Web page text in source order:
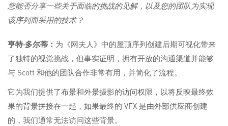
您能否分享一些关于面临的挑战的见解，以及您的团队为实现
该序列而采用的技术？
亨特·多尔蒂： 为《网夫人》中的屋顶序列创建后期可视化带来
了独特的视觉挑战，但事实证明，拥有开放的沟通渠道并能够
与 Scott 和他的团队合作非常有用，并简化了流程。
它为我们提供了布景和外景摄影的访问权限，以将反映最终效
果的背景拼接在一起，如果最终的 VFX 是由外部供应商创建
的，我们通常无法访问这些背景。